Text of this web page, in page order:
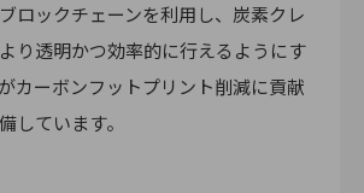
ロックチェーンを利用し、炭素クレ
り透明かつ効率的に行えるようにす
カーボンフットプリント削減に貢献
しています。